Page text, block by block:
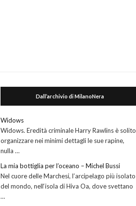
Dall’archivio di MilanoNera
Widows
Widows. Eredità criminale Harry Rawlins è solito
organizzare nei minimi dettagli le sue rapine,
nulla …
La mia bottiglia per l’oceano – Michel Bussi
Nel cuore delle Marchesi, l’arcipelago più isolato
del mondo, nell‘isola di Hiva Oa, dove svettano
…